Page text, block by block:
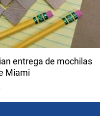
entrega de mochilas
Miami